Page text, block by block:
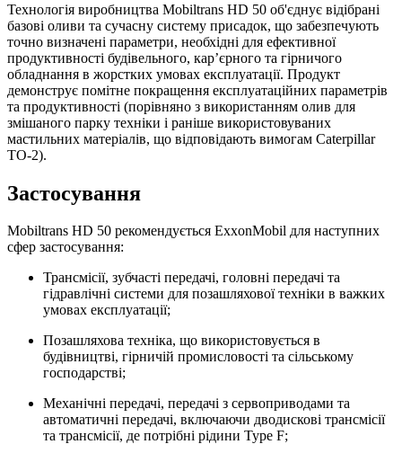
Технологія виробництва Mobiltrans HD 50 об'єднує відібрані
базові оливи та сучасну систему присадок, що забезпечують
точно визначені параметри, необхідні для ефективної
продуктивності будівельного, кар’єрного та гірничого
обладнання в жорстких умовах експлуатації. Продукт
демонструє помітне покращення експлуатаційних параметрів
та продуктивності (порівняно з використанням олив для
змішаного парку техніки і раніше використовуваних
мастильних матеріалів, що відповідають вимогам Caterpillar
TO-2).
Застосування
Mobiltrans HD 50 рекомендується ExxonMobil для наступних
сфер застосування:
Трансмісії, зубчасті передачі, головні передачі та
гідравлічні системи для позашляхової техніки в важких
умовах експлуатації;
Позашляхова техніка, що використовується в
будівництві, гірничій промисловості та сільському
господарстві;
Механічні передачі, передачі з сервоприводами та
автоматичні передачі, включаючи дводискові трансмісії
та трансмісії, де потрібні рідини Type F;